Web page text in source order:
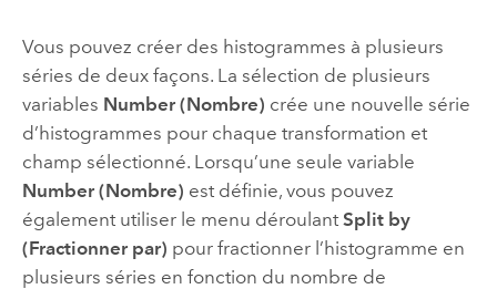
Vous pouvez créer des histogrammes à plusieurs
séries de deux façons. La sélection de plusieurs
variables Number (Nombre) crée une nouvelle série
d’histogrammes pour chaque transformation et
champ sélectionné. Lorsqu’une seule variable
Number (Nombre) est définie, vous pouvez
également utiliser le menu déroulant Split by
(Fractionner par) pour fractionner l’histogramme en
plusieurs séries en fonction du nombre de